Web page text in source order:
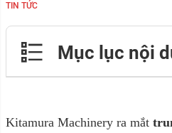
TIN TỨC
Mục lục nội
Kitamura Machinery ra mắt